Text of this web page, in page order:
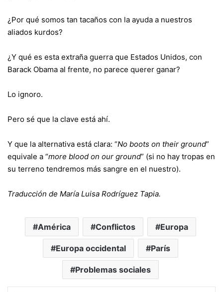
¿Por qué somos tan tacaños con la ayuda a nuestros
aliados kurdos?
¿Y qué es esta extraña guerra que Estados Unidos, con
Barack Obama al frente, no parece querer ganar?
Lo ignoro.
Pero sé que la clave está ahí.
Y que la alternativa está clara: “No boots on their ground”
equivale a “more blood on our ground” (si no hay tropas en
su terreno tendremos más sangre en el nuestro).
Traducción de María Luisa Rodríguez Tapia.
América Conflictos Europa
Europa occidental París
Problemas sociales